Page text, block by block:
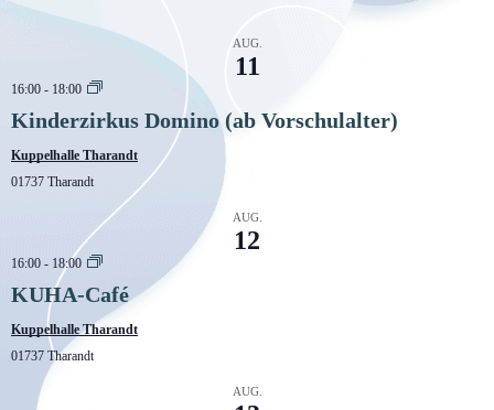
AUG.
11
16:00 - 18:00
Kinderzirkus Domino (ab Vorschulalter)
Kuppelhalle Tharandt
01737 Tharandt
AUG.
12
16:00 - 18:00
KUHA-Café
Kuppelhalle Tharandt
01737 Tharandt
AUG.